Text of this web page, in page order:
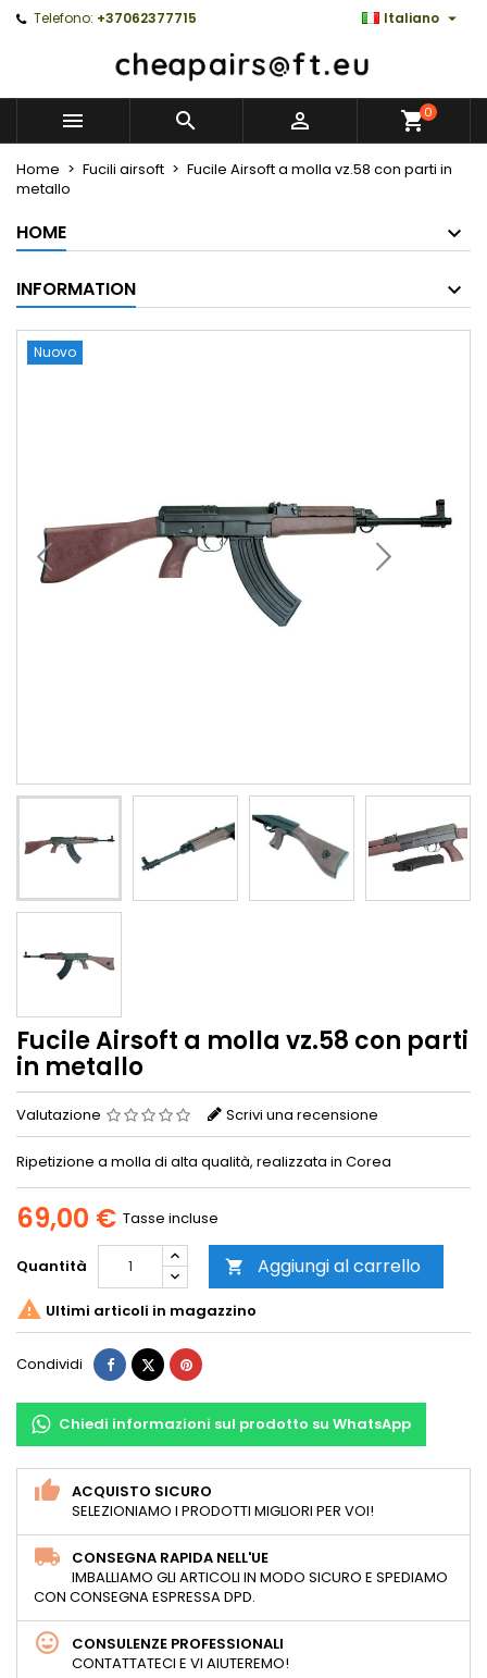
Telefono: +37062377715 Italiano 
   0
Home Fucili airsoft
Fucile Airsoft a molla vz.58 con parti in
metallo
HOME
INFORMATION
Nuovo
Fucile Airsoft a molla vz.58 con parti
in metallo
Valutazione Scrivi una recensione
Ripetizione a molla di alta qualità, realizzata in Corea
69,00 € Tasse incluse
Quantità  Aggiungi al carrello
 Ultimi articoli in magazzino
Condividi CondividiTwittaPinterest
Chiedi informazioni sul prodotto su WhatsApp
ACQUISTO SICURO
SELEZIONIAMO I PRODOTTI MIGLIORI PER VOI!
CONSEGNA RAPIDA NELL'UE
IMBALLIAMO GLI ARTICOLI IN MODO SICURO E SPEDIAMO
CON CONSEGNA ESPRESSA DPD.
CONSULENZE PROFESSIONALI
CONTATTATECI E VI AIUTEREMO!